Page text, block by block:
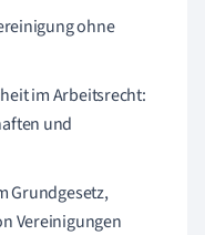
ohne
im Arbeitsrecht:
und
Grundgesetz,
Vereinigungen